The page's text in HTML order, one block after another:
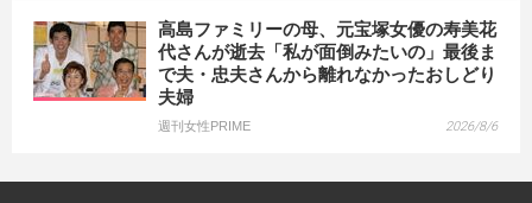
高島ファミリーの母、元宝塚女優の寿美花
代さんが逝去「私が面倒みたいの」最後ま
で夫・忠夫さんから離れなかったおしどり
夫婦
週刊女性PRIME 2026/8/6